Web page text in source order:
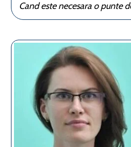
Cand este necesara o punte